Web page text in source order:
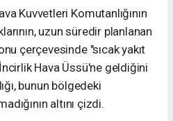
Kuvvetleri Komutanlığının
uzun süredir planlanan
çerçevesinde "sıcak yakıt
Hava Üssü'ne geldiğini
bunun bölgedeki
altını çizdi.